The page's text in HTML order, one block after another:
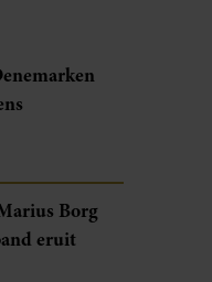
Borg
eruit